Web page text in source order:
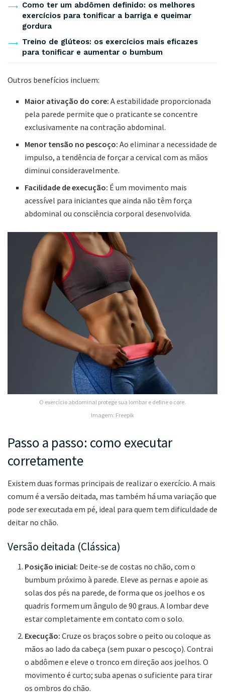
Como ter um abdômen definido: os melhores
exercícios para tonificar a barriga e queimar
gordura
Treino de glúteos: os exercícios mais eficazes
para tonificar e aumentar o bumbum
Outros benefícios incluem:
Maior ativação do core: A estabilidade proporcionada
pela parede permite que o praticante se concentre
exclusivamente na contração abdominal.
Menor tensão no pescoço: Ao eliminar a necessidade de
impulso, a tendência de forçar a cervical com as mãos
diminui consideravelmente.
Facilidade de execução: É um movimento mais
acessível para iniciantes que ainda não têm força
abdominal ou consciência corporal desenvolvida.
O exercício abdominal protege sua lombar e define o core.
Imagem: Freepik
Passo a passo: como executar
corretamente
Existem duas formas principais de realizar o exercício. A mais
comum é a versão deitada, mas também há uma variação que
pode ser executada em pé, ideal para quem tem dificuldade de
deitar no chão.
Versão deitada (Clássica)
Posição inicial: Deite-se de costas no chão, com o
bumbum próximo à parede. Eleve as pernas e apoie as
solas dos pés na parede, de forma que os joelhos e os
quadris formem um ângulo de 90 graus. A lombar deve
estar completamente em contato com o solo.
Execução: Cruze os braços sobre o peito ou coloque as
mãos ao lado da cabeça (sem puxar o pescoço). Contrai
o abdômen e eleve o tronco em direção aos joelhos. O
movimento é curto; suba apenas o suficiente para tirar
os ombros do chão.